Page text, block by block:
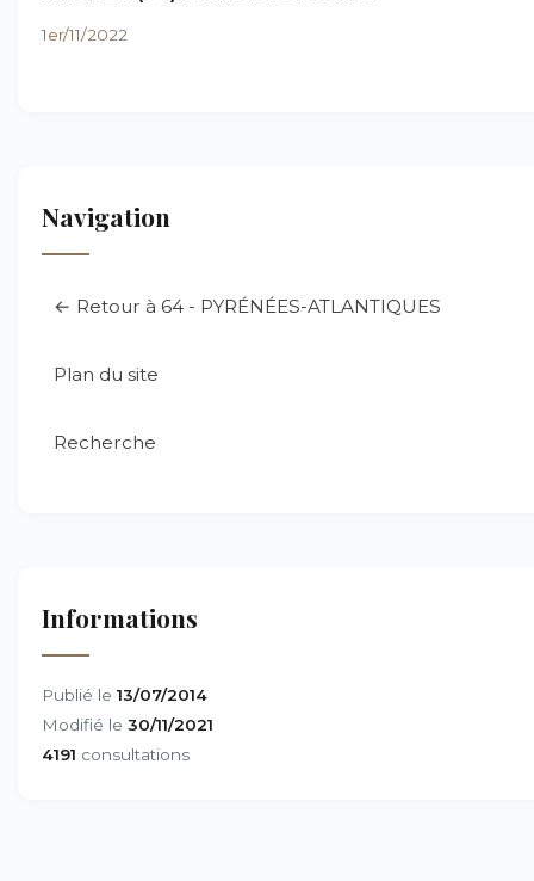
1er/11/2022
Navigation
← Retour à 64 - PYRÉNÉES-ATLANTIQUES
Plan du site
Recherche
Informations
Publié le 13/07/2014
Modifié le 30/11/2021
4191 consultations